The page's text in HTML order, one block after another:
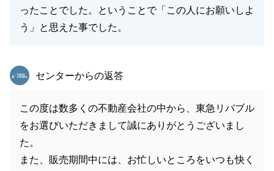
ったことでした。ということで「この人にお願いしよ
う」と思えた事でした。
東急リバブル
センターからの返答
この度は数多くの不動産会社の中から、東急リバブル
をお選びいただきまして誠にありがとうございまし
た。
また、販売期間中には、お忙しいところをいつも快く